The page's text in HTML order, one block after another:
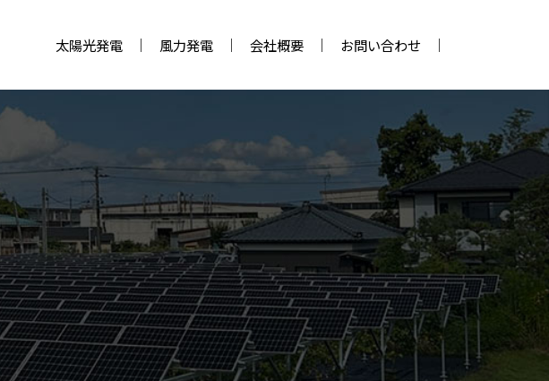
太陽光発電 風力発電 会社概要 お問い合わせ